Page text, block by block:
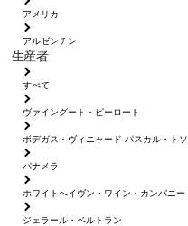
アメリカ
アルゼンチン
生産者
すべて
ヴァイングート・ピーロート
ボデガス・ヴィニャード パスカル・トソ
パナメラ
ホワイトへイヴン・ワイン・カンパニー
ジェラール・ベルトラン